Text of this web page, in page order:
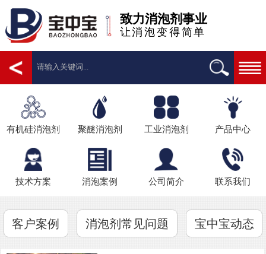
致力消泡剂事业
让消泡变得简单
有机硅消泡剂 聚醚消泡剂 工业消泡剂 产品中心
技术方案 消泡案例 公司简介 联系我们
客户案例 消泡剂常见问题 宝中宝动态